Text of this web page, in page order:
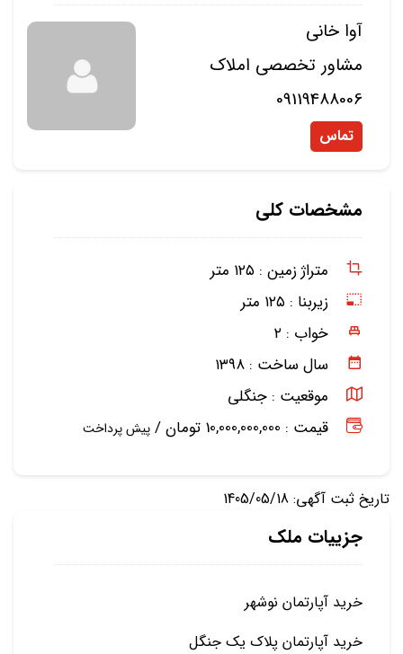
آوا خانی
مشاور تخصصی املاک
09119488006
تماس
مشخصات کلی
متراژ زمین : ۱۲۵ متر
زیربنا : ۱۲۵ متر
خواب : ۲
سال ساخت : ۱۳۹۸
موقعیت : جنگلی
قیمت : 10,000,000,000 تومان /
پیش پرداخت
تاریخ ثبت آگهی: 1405/05/18
جزییات ملک
خرید آپارتمان نوشهر
خرید آپارتمان پلاک یک جنگل